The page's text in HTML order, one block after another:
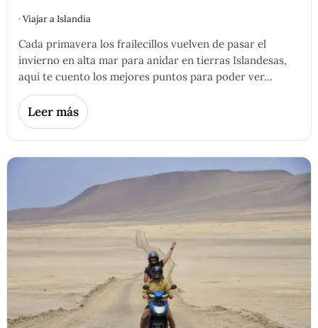
·Viajar a Islandia
Cada primavera los frailecillos vuelven de pasar el
invierno en alta mar para anidar en tierras Islandesas,
aquí te cuento los mejores puntos para poder ver…
Leer más